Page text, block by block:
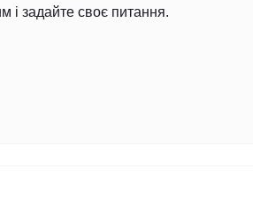
і задайте своє питання.